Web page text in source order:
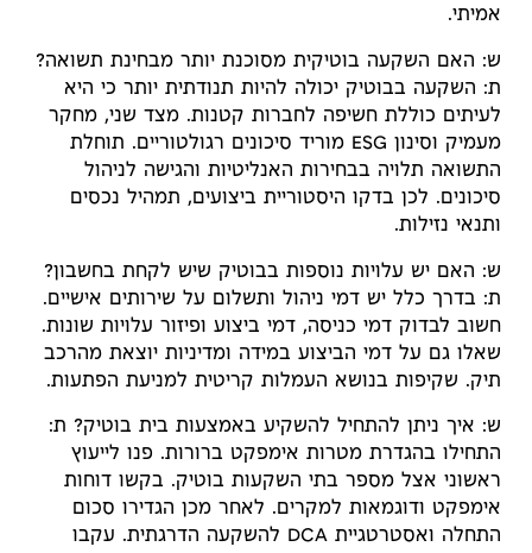
אמיתי.
ש: האם השקעה בוטיקית מסוכנת יותר מבחינת תשואה?
ת: השקעה בבוטיק יכולה להיות תנודתית יותר כי היא
לעיתים כוללת חשיפה לחברות קטנות. מצד שני, מחקר
מעמיק וסינון ESG מוריד סיכונים רגולטוריים. תוחלת
התשואה תלויה בבחירות האנליטיות והגישה לניהול
סיכונים. לכן בדקו היסטוריית ביצועים, תמהיל נכסים
ותנאי נזילות.
ש: האם יש עלויות נוספות בבוטיק שיש לקחת בחשבון?
ת: בדרך כלל יש דמי ניהול ותשלום על שירותים אישיים.
חשוב לבדוק דמי כניסה, דמי ביצוע ופיזור עלויות שונות.
שאלו גם על דמי הביצוע במידה ומדיניות יוצאת מהרכב
תיק. שקיפות בנושא העמלות קריטית למניעת הפתעות.
ש: איך ניתן להתחיל להשקיע באמצעות בית בוטיק? ת:
התחילו בהגדרת מטרות אימפקט ברורות. פנו לייעוץ
ראשוני אצל מספר בתי השקעות בוטיק. בקשו דוחות
אימפקט ודוגמאות למקרים. לאחר מכן הגדירו סכום
התחלה ואסטרטגיית DCA להשקעה הדרגתית. עקבו